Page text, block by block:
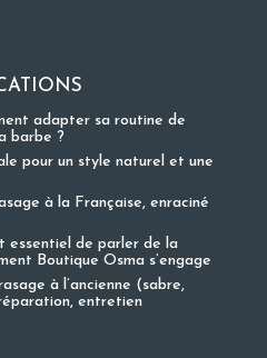
adapter sa routine de
barbe ?
pour un style naturel et une
à la Française, enraciné
essentiel de parler de la
Boutique Osma s’engage
à l’ancienne (sabre,
entretien